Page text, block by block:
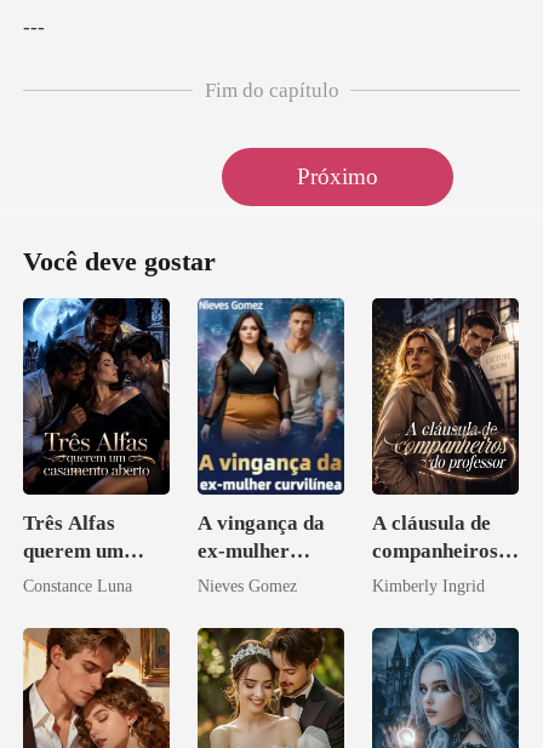
-
Fim do capítulo
Próximo
Você deve gostar
Três Alfas
querem um
casamento
Constance Luna
A vingança da
ex-mulher
curvilínea
Nieves Gomez
A cláusula de
companheiros
do professor
Kimberly Ingrid